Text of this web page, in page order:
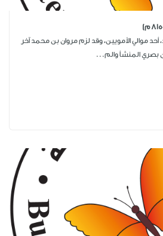
موالي الأمويين، وقد لزم مروان بن محمد آخر
بصري المنشأ والم...